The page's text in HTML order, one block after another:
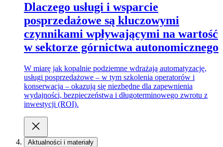
Dlaczego usługi i wsparcie
posprzedażowe są kluczowymi
czynnikami wpływającymi na wartość
w sektorze górnictwa autonomicznego
W miarę jak kopalnie podziemne wdrażają automatyzację,
usługi posprzedażowe – w tym szkolenia operatorów i
konserwacja – okazują się niezbędne dla zapewnienia
wydajności, bezpieczeństwa i długoterminowego zwrotu z
inwestycji (ROI).
Aktualności i materiały